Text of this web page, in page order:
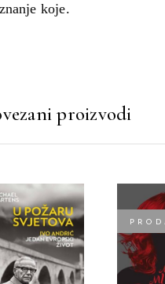
koje.
proizvodi